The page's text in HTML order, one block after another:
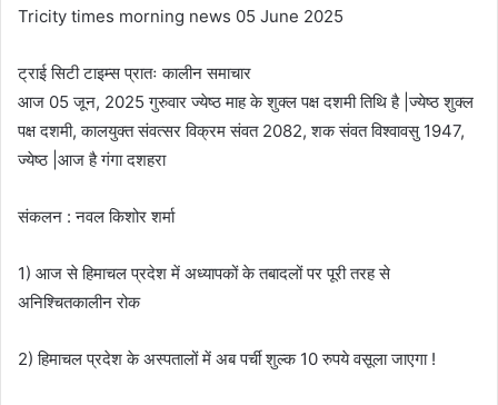
Tricity times morning news 05 June 2025
ट्राई सिटी टाइम्स प्रातः कालीन समाचार
आज 05 जून, 2025 गुरुवार ज्येष्ठ माह के शुक्ल पक्ष दशमी तिथि है |ज्येष्ठ शुक्ल
पक्ष दशमी, कालयुक्त संवत्सर विक्रम संवत 2082, शक संवत विश्वावसु 1947,
ज्येष्ठ |आज है गंगा दशहरा
संकलन : नवल किशोर शर्मा
1) आज से हिमाचल प्रदेश में अध्यापकों के तबादलों पर पूरी तरह से
अनिश्चितकालीन रोक
2) हिमाचल प्रदेश के अस्पतालों में अब पर्ची शुल्क 10 रुपये वसूला जाएगा !